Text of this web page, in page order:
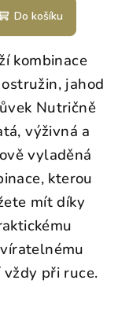
Do košíku
kombinace
jahod
Nutričně
výživná a
vyladěná
kterou
mít díky
při ruce.